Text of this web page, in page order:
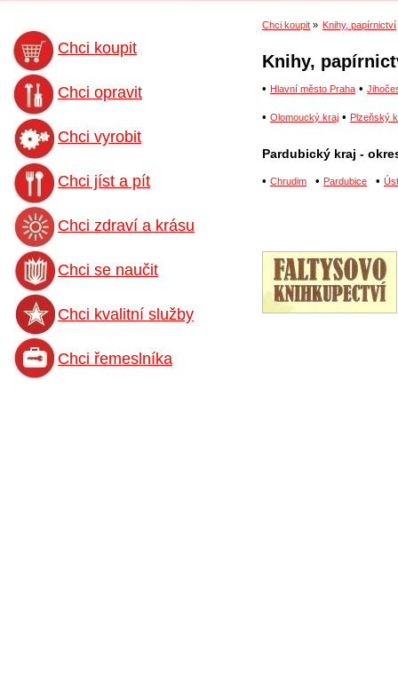
Chci koupit
Chci opravit
Chci vyrobit
Chci jíst a pít
Chci zdraví a krásu
Chci se naučit
Chci kvalitní služby
Chci řemeslníka
Chci koupit » Knihy, papírnictví
Knihy,
• Hlavní město Praha •
• Olomoucký kraj • Plzeňský
Pardubický kraj -
• Chrudim • Pardubice •